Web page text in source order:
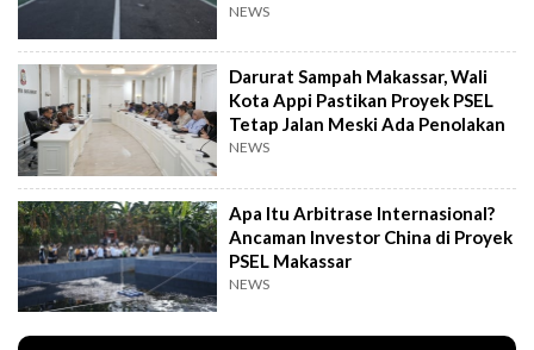
NEWS
Darurat Sampah Makassar, Wali
Kota Appi Pastikan Proyek PSEL
Tetap Jalan Meski Ada Penolakan
NEWS
Apa Itu Arbitrase Internasional?
Ancaman Investor China di Proyek
PSEL Makassar
NEWS